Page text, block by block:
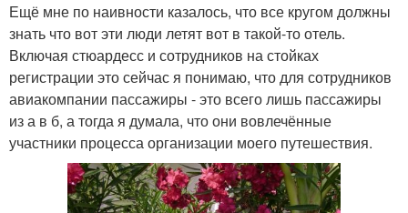
Ещё мне по наивности казалось, что все кругом должны
знать что вот эти люди летят вот в такой-то отель.
Включая стюардесс и сотрудников на стойках
регистрации это сейчас я понимаю, что для сотрудников
авиакомпании пассажиры - это всего лишь пассажиры
из а в б, а тогда я думала, что они вовлечённые
участники процесса организации моего путешествия.